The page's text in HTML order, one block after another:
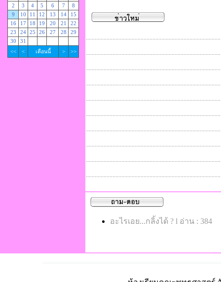
2
3 4 5 6 7
8
9
10 11 12 13 14
15
16
17 18 19 20 21
22
23
24 25 26 27 28
29
30
31
<<
< เดือนนี้ > >>
อะไรเอย...กลิ้งได้ ? l อ่าน : 384